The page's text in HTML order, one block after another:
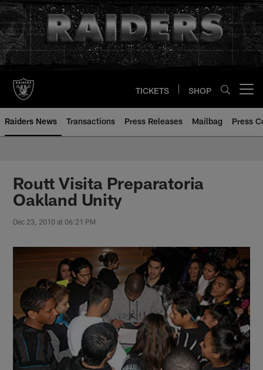
Skip
to
main
content
TICKETS SHOP
Raiders News Transactions Press Releases Mailbag Press
Routt Visita Preparatoria
Oakland Unity
Dec 23, 2010 at 06:21 PM